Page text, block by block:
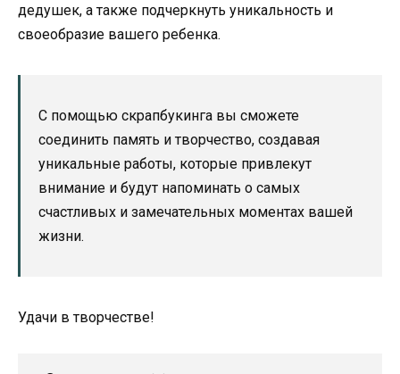
дедушек, а также подчеркнуть уникальность и
своеобразие вашего ребенка.
С помощью скрапбукинга вы сможете
соединить память и творчество, создавая
уникальные работы, которые привлекут
внимание и будут напоминать о самых
счастливых и замечательных моментах вашей
жизни.
Удачи в творчестве!